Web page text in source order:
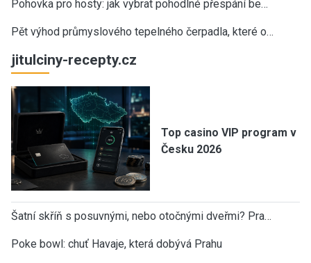
Pohovka pro hosty: jak vybrat pohodlné přespání be…
Pět výhod průmyslového tepelného čerpadla, které o…
jitulciny-recepty.cz
Top casino VIP program v
Česku 2026
Šatní skříň s posuvnými, nebo otočnými dveřmi? Pra…
Poke bowl: chuť Havaje, která dobývá Prahu